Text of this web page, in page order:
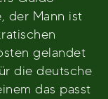
der Mann ist
gelandet
die deutsche
das passt